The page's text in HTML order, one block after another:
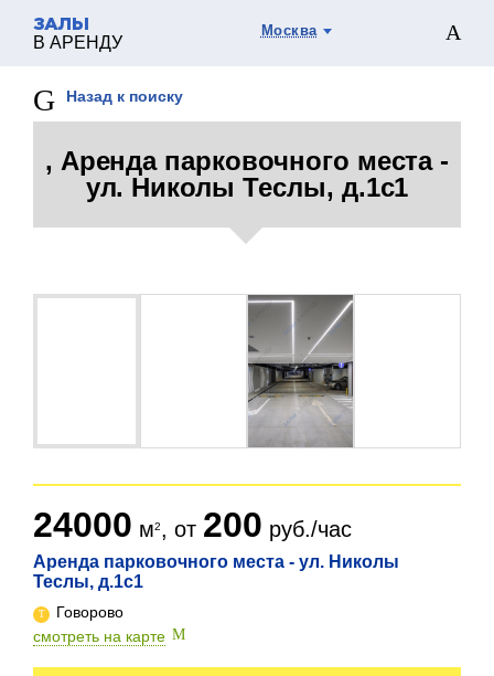
ЗАЛЫ
В АРЕНДУ
Москва
Назад к поиску
, Аренда парковочного места -
ул. Николы Теслы, д.1с1
Аренда парковочного места - ул. Николы
Теслы, д.1с1
Говорово
смотреть на карте
24000 м , от 200 руб./час